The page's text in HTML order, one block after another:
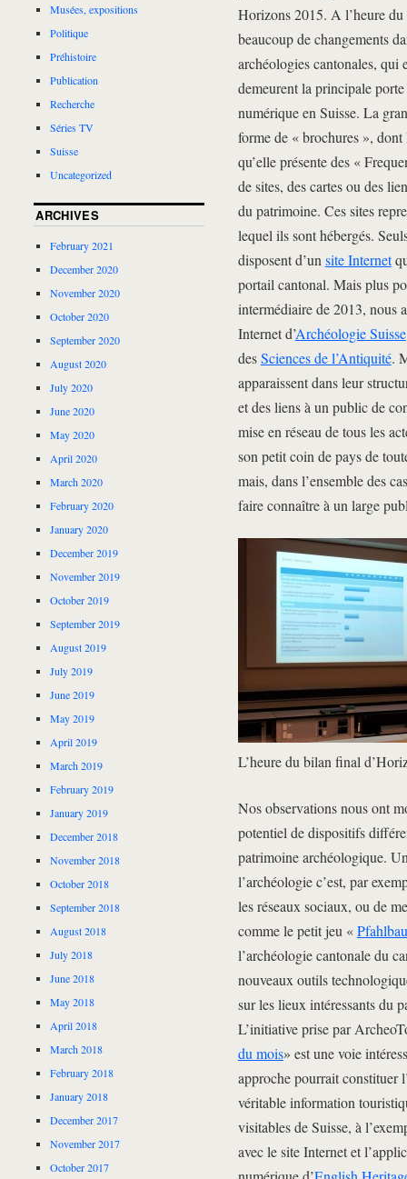
Horizons 2015. A l’heure du
beaucoup de changements
archéologies cantonales, qui
demeurent la principale
numérique en Suisse. La
forme de « brochures »,
qu’elle présente des «
de sites, des cartes ou des
du patrimoine. Ces sites
lequel ils sont hébergés.
disposent d’un site Internet
portail cantonal. Mais plus
intermédiaire de 2013, nous
Internet d’Archéologie Suisse
desSciences de l’Antiquité.
apparaissent dans leur
et des liens à un public de
mise en réseau de tous les
son petit coin de pays de
mais, dans l’ensemble des
faire connaître à un large
L’heure du bilan final
Nos observations nous ont
potentiel de dispositifs
patrimoine archéologique.
l’archéologie c’est, par
les réseaux sociaux, ou de
comme le petit jeu «
l’archéologie cantonale du
nouveaux outils
sur les lieux intéressants du
L’initiative prise par
du mois» est une voie
approche pourrait constituer
véritable information
visitables de Suisse, à
avec le site Internet et
Musées, expositions
Politique
Préhistoire
Publication
Recherche
Séries TV
Suisse
Uncategorized
ARCHIVES
February 2021
December 2020
November 2020
October 2020
September 2020
August 2020
July 2020
June 2020
May 2020
April 2020
March 2020
February 2020
January 2020
December 2019
November 2019
October 2019
September 2019
August 2019
July 2019
June 2019
May 2019
April 2019
March 2019
February 2019
January 2019
December 2018
November 2018
October 2018
September 2018
August 2018
July 2018
June 2018
May 2018
April 2018
March 2018
February 2018
January 2018
December 2017
November 2017
October 2017